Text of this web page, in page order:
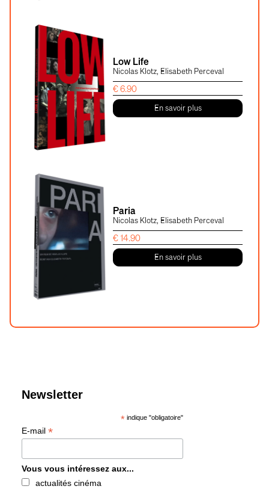
Low Life
Nicolas Klotz, Elisabeth Perceval
€6.90
En savoir plus
Paria
Nicolas Klotz, Elisabeth Perceval
€14.90
En savoir plus
Newsletter
*indique "obligatoire"
E-mail *
Vous vous intéressez aux...
actualités cinéma